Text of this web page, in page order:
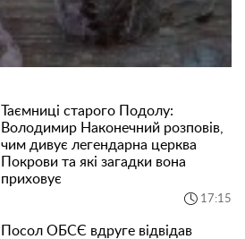
17:15
Таємниці старого Подолу:
Володимир Наконечний розповів,
чим дивує легендарна церква
Покрови та які загадки вона
приховує
Посол ОБСЄ вдруге відвідав